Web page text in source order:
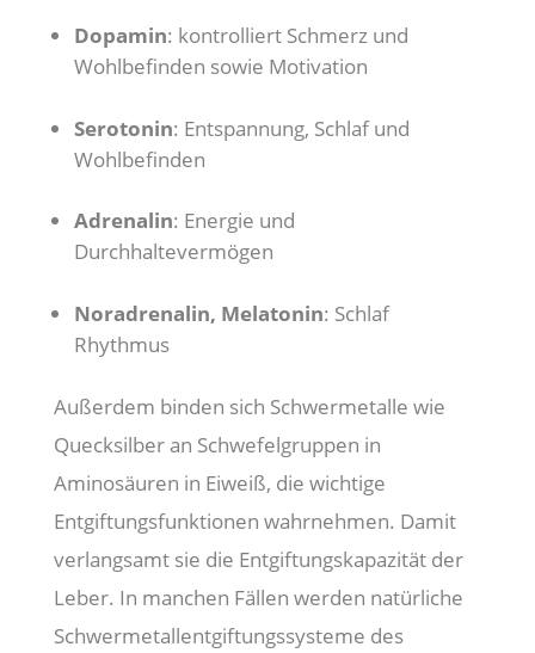
Dopamin: kontrolliert Schmerz und
Wohlbefinden sowie Motivation
Serotonin: Entspannung, Schlaf und
Wohlbefinden
Adrenalin: Energie und
Durchhaltevermögen
Noradrenalin, Melatonin: Schlaf
Rhythmus
Außerdem binden sich Schwermetalle wie
Quecksilber an Schwefelgruppen in
Aminosäuren in Eiweiß, die wichtige
Entgiftungsfunktionen wahrnehmen. Damit
verlangsamt sie die Entgiftungskapazität der
Leber. In manchen Fällen werden natürliche
Schwermetallentgiftungssysteme des